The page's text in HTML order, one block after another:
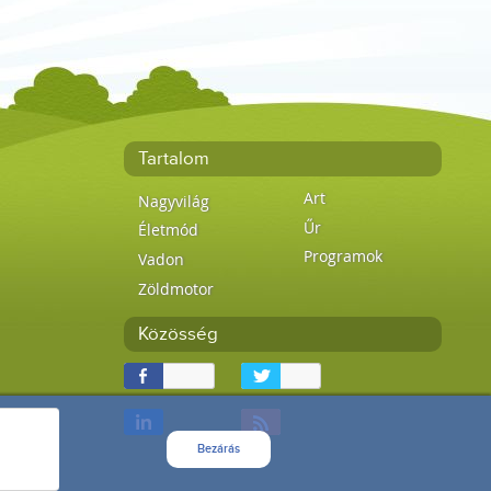
Bezárás
Tartalom
Nagyvilág
Életmód
Vadon
Zöldmotor
Art
Űr
Programok
Közösség